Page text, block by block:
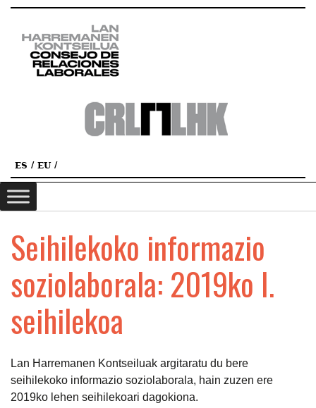
ES EU
Seihilekoko informazio
soziolaborala: 2019ko I.
seihilekoa
Lan Harremanen Kontseiluak argitaratu du bere
seihilekoko informazio soziolaborala, hain zuzen ere
2019ko lehen seihilekoari dagokiona.